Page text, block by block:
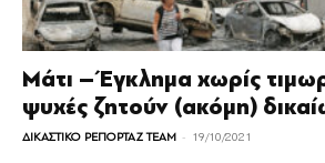
Μάτι – Έγκλημα χωρίς
ψυχές ζητούν (ακόμη)
ΔΙΚΑΣΤΙΚΟ ΡΕΠΟΡΤΑΖ TEAM - 19/10/2021